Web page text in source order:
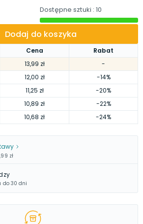
Cena
Rabat
13,99 zł
-
12,00 zł
-14%
11,25 zł
-20%
10,89 zł
-22%
10,68 zł -24%
Dostępne sztuki : 10
Dodaj do koszyka
zł
do 30 dni